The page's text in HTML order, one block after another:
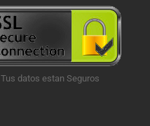
Tus datos estan Seguros